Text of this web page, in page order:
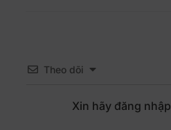
Theo dõi
Xin hãy đăng